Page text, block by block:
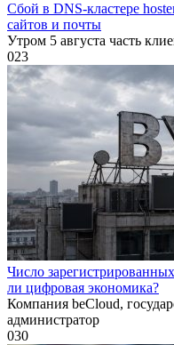
Сбой в DNS-кластере
сайтов и почты
Утром 5 августа часть
023
Число
ли цифровая экономика?
Компания beCloud,
администратор
030